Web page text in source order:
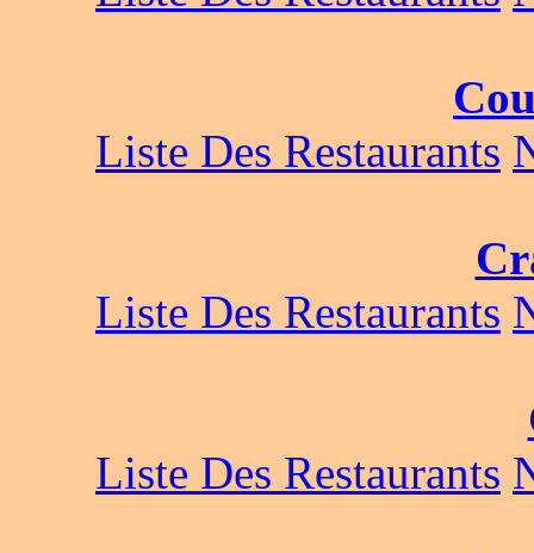
Liste Des Restaurants
Liste Des Restaurants
Liste Des Restaurants